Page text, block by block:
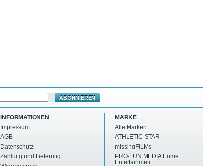
ABONNIEREN
INFORMATIONEN
Impressum
AGB
Datenschutz
Zahlung und Lieferung
MARKE
Alle Marken
ATHLETIC-STAR
missingFILMs
PRO-FUN MEDIA Home
Entertainment